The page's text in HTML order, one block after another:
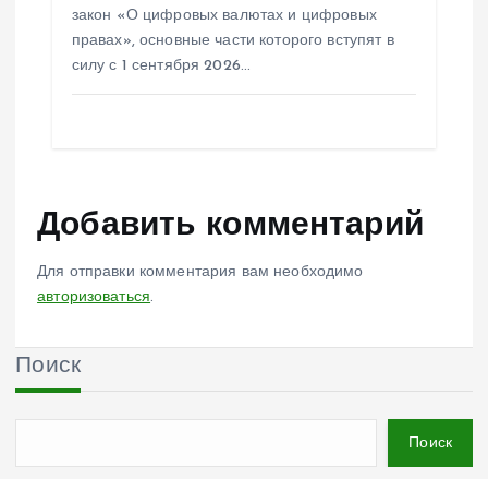
закон «О цифровых валютах и цифровых
правах», основные части которого вступят в
силу с 1 сентября 2026…
Добавить комментарий
Для отправки комментария вам необходимо
авторизоваться.
Поиск
Поиск